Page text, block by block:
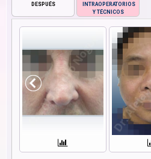
DESPUÉS
INTRAOPERATORIOS
Y TÉCNICOS